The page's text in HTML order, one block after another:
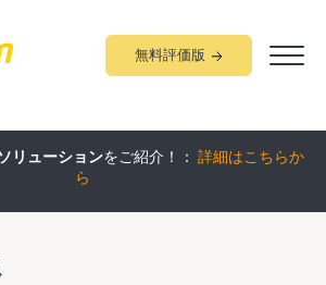
無料評価版
ソリューションをご紹介！： 詳細はこちらか
ら
ィクス 究極ガイド：詳細はこちらから